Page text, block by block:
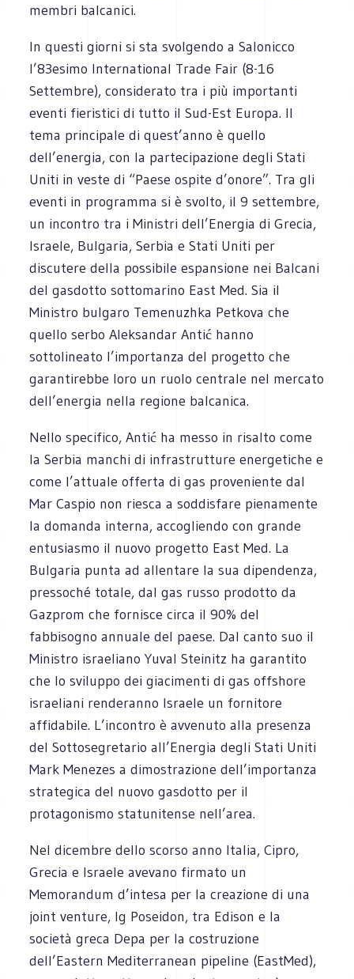
membri ‎balcanici.‎
In questi giorni si sta svolgendo a Salonicco
l’83esimo International Trade Fair (8-16
Settembre), ‎considerato tra i più importanti
eventi fieristici di tutto il Sud-Est Europa. Il
tema principale di ‎quest’anno è quello
dell’energia, con la partecipazione degli Stati
Uniti in veste di “Paese ospite ‎d’onore”. Tra gli
eventi in programma si è svolto, il 9 settembre,
un incontro tra i Ministri ‎dell’Energia di Grecia,
Israele, Bulgaria, Serbia e Stati Uniti per
discutere della possibile ‎espansione nei Balcani
del gasdotto sottomarino East Med. Sia il
Ministro bulgaro Temenuzhka ‎Petkova che
quello serbo Aleksandar Antić hanno
sottolineato l’importanza del progetto che
‎garantirebbe loro un ruolo centrale nel mercato
dell’energia nella regione balcanica. ‎
Nello specifico, Antić ha messo in risalto come
la Serbia manchi di infrastrutture energetiche e
come ‎l’attuale offerta di gas proveniente dal
Mar Caspio non riesca a soddisfare pienamente
la domanda ‎interna, accogliendo con grande
entusiasmo il nuovo progetto East Med. La
Bulgaria punta ad ‎allentare la sua dipendenza,
pressoché totale, dal gas russo prodotto da
Gazprom che fornisce circa il ‎‎90% del
fabbisogno annuale del paese. Dal canto suo il
Ministro israeliano Yuval Steinitz ha ‎garantito
che lo sviluppo dei giacimenti di gas offshore
israeliani renderanno Israele un ‎fornitore
affidabile. L’incontro è avvenuto alla presenza
del Sottosegretario all’Energia degli Stati ‎Uniti
Mark Menezes a dimostrazione dell’importanza
strategica del nuovo gasdotto per il
‎protagonismo statunitense nell’area.‎
Nel dicembre dello scorso anno Italia, Cipro,
Grecia e Israele avevano firmato un
Memorandum ‎d’intesa per la creazione di una
joint venture, Ig Poseidon, tra Edison e la
società greca Depa per la ‎costruzione
dell’Eastern Mediterranean pipeline (EastMed),